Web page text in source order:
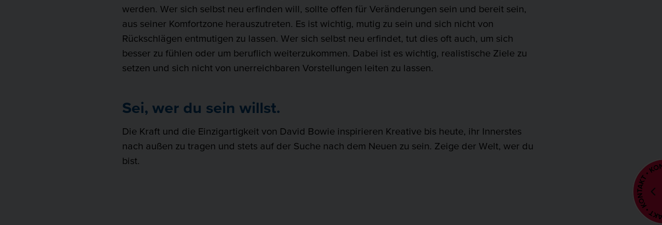
werden. Wer sich selbst neu erfinden will, sollte offen für Veränderungen sein und bereit sein,
aus seiner Komfortzone herauszutreten. Es ist wichtig, mutig zu sein und sich nicht von
Rückschlägen entmutigen zu lassen. Wer sich selbst neu erfindet, tut dies oft auch, um sich
besser zu fühlen oder um beruflich weiterzukommen. Dabei ist es wichtig, realistische Ziele zu
setzen und sich nicht von unerreichbaren Vorstellungen leiten zu lassen.
Sei, wer du sein willst.
Die Kraft und die Einzigartigkeit von David Bowie inspirieren Kreative bis heute, ihr Innerstes
nach außen zu tragen und stets auf der Suche nach dem Neuen zu sein. Zeige der Welt, wer du
bist.